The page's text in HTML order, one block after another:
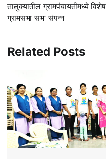
तालुक्यातील ग्रामपंचायतींमध्ये विशेष
ग्रामसभा सभा संपन्न
Related Posts